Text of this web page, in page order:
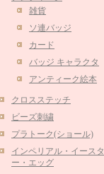
雑貨
ソ連バッジ
カード
バッジ キャラクタ
アンティーク絵本
クロスステッチ
ビーズ刺繍
プラトーク(ショール)
インペリアル・イースタ
ー・エッグ